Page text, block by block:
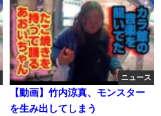
ニュース
【動画】竹内涼真、モンスター
を生み出してしまう